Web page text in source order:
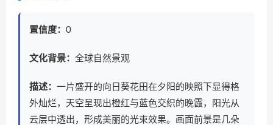
置信度： 0
文化背景： 全球自然景观
描述： 一片盛开的向日葵花田在夕阳的映照下显得格
外灿烂，天空呈现出橙红与蓝色交织的晚霞，阳光从
云层中透出，形成美丽的光束效果。画面前景是几朵